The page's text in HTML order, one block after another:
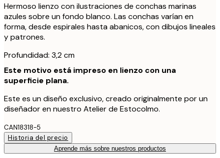
Hermoso lienzo con ilustraciones de conchas marinas
azules sobre un fondo blanco. Las conchas varían en
forma, desde espirales hasta abanicos, con dibujos lineales
y patrones.
Profundidad: 3,2 cm
Este motivo está impreso en lienzo con una
superficie plana.
Este es un diseño exclusivo, creado originalmente por un
diseñador en nuestro Atelier de Estocolmo.
CAN18318-5
Historia del precio
Aprende más sobre nuestros productos